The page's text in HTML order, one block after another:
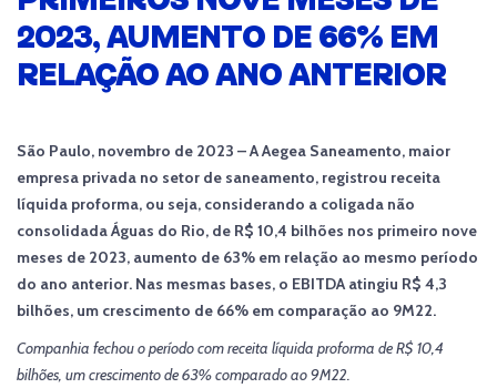
2023, AUMENTO DE 66% EM
RELAÇÃO AO ANO ANTERIOR
São Paulo, novembro de 2023 – A Aegea Saneamento, maior
empresa privada no setor de saneamento, registrou receita
líquida proforma, ou seja, considerando a coligada não
consolidada Águas do Rio, de R$ 10,4 bilhões nos primeiro nove
meses de 2023, aumento de 63% em relação ao mesmo período
do ano anterior. Nas mesmas bases, o EBITDA atingiu R$ 4,3
bilhões, um crescimento de 66% em comparação ao 9M22.
Companhia fechou o período com receita líquida proforma de R$ 10,4
bilhões, um crescimento de 63% comparado ao 9M22.